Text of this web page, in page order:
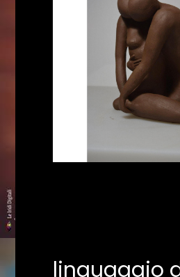
linguaggio